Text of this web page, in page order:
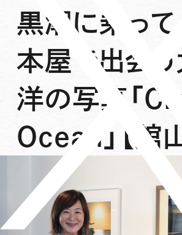
黒潮に乗って
本屋で出会
洋の写真「
Ocean」【館